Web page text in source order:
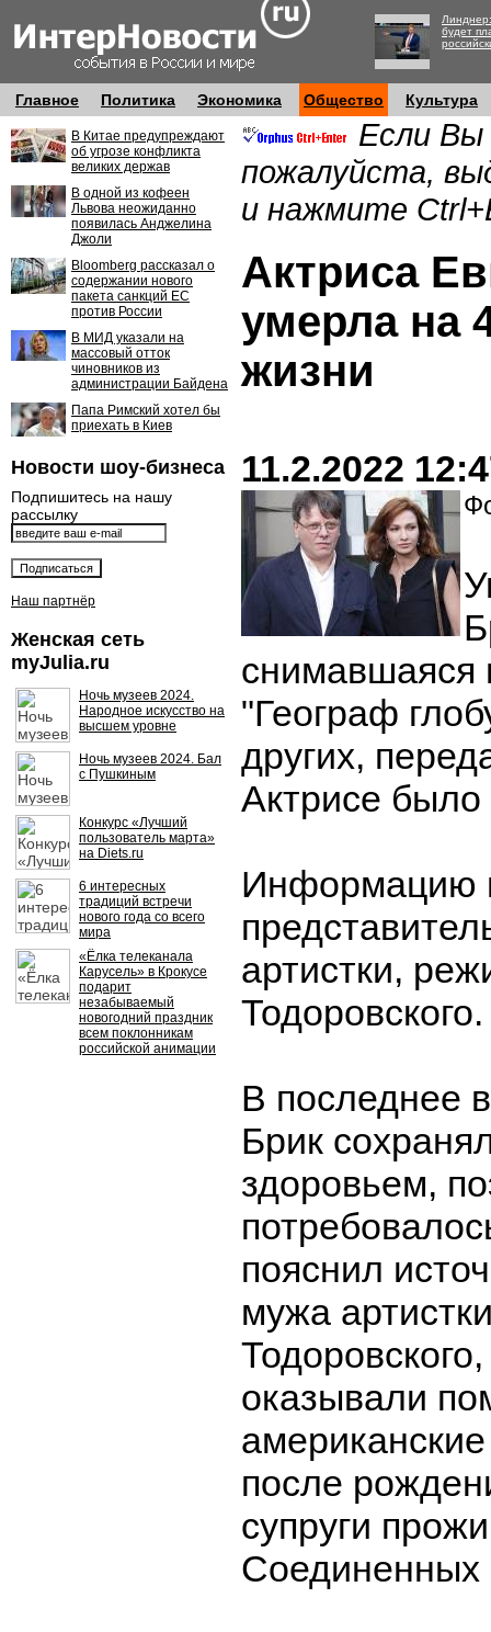
будет
Главное Политика Экономика Общество Культура
В Китае предупреждают
об угрозе конфликта
великих держав
В одной из кофеен
Львова неожиданно
появилась Анджелина
Джоли
Bloomberg рассказал о
содержании нового
пакета санкций ЕС
против России
В МИД указали на
массовый отток
чиновников из
администрации Байдена
Папа Римский хотел бы
приехать в Киев
Новости шоу-бизнеса
Подпишитесь на нашу
рассылку
Наш партнёр
Женская сеть
myJulia.ru
Ночь музеев 2024.
Народное искусство на
высшем уровне
Ночь музеев 2024. Бал
с Пушкиным
Конкурс «Лучший
пользователь марта»
на Diets.ru
6 интересных
традиций встречи
нового года со всего
мира
«Ёлка телеканала
Карусель» в Крокусе
подарит
незабываемый
новогодний праздник
всем поклонникам
российской анимации
Если Вы
пожалуйста,
и нажмите
Актриса
умерла на
жизни
11.2.2022
"Географ
других,
Актрисе было
Информацию
артистки,
Тодоровского.
В последнее
Брик
здоровьем,
пояснил
мужа
оказывали
после
супруги
Соединенных